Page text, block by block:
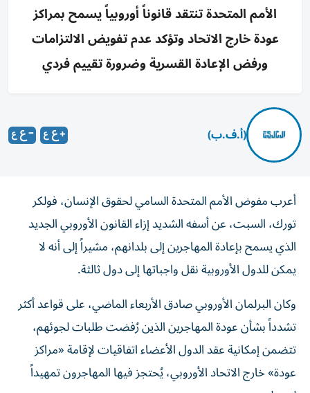
الأمم المتحدة تنتقد قانوناً أوروبياً يسمح بمراكز
عودة خارج الاتحاد وتؤكد عدم تفويض الالتزامات
ورفض الإعادة القسرية وضرورة تقييم فردي
(أ.ف.ب)
أعرب مفوض الأمم المتحدة السامي لحقوق الإنسان، فولكر
تورك، السبت، عن أسفه الشديد إزاء القانون الأوروبي الجديد
الذي يسمح بإعادة المهاجرين إلى بلدانهم، مشيراً إلى أنه لا
يمكن للدول الأوروبية نقل واجباتها إلى دول ثالثة.
وكان البرلمان الأوروبي صادق الأربعاء الماضي، على قواعد أكثر
تشدداً بشأن عودة المهاجرين الذين رُفضت طلبات لجوئهم،
تتضمن إمكانية عقد الدول الأعضاء اتفاقيات لإقامة «مراكز
عودة» خارج الاتحاد الأوروبي، يُحتجز فيها المهاجرون تمهيداً